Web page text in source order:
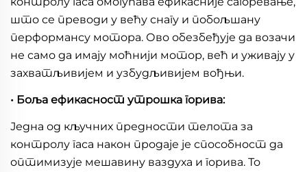
што се преводи у већу снагу и побољшану
перформансу мотора. Ово обезбеђује да возачи
не само да имају моћнији мотор, већ и уживају у
захватљивијем и узбудљивијем вођњи.
• Боља ефикасност утрошка горива:
Једна од кључних предности телота за
контролу гаса након продаје је способност да
оптимизује мешавину ваздуха и горива. То